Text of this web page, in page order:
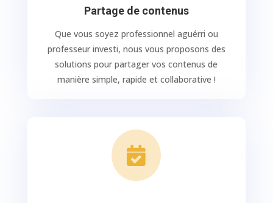
Partage de contenus
Que vous soyez professionnel aguérri ou
professeur investi, nous vous proposons des
solutions pour partager vos contenus de
manière simple, rapide et collaborative !
